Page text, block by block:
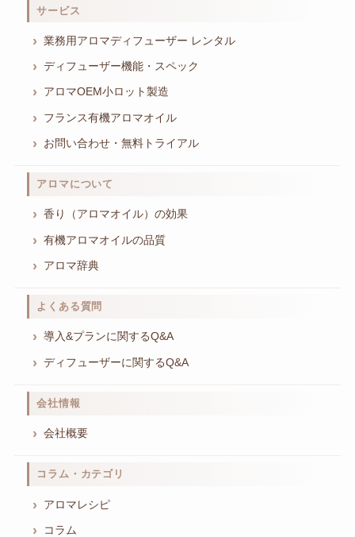
サービス
業務用アロマディフューザー レンタル
ディフューザー機能・スペック
アロマOEM小ロット製造
フランス有機アロマオイル
お問い合わせ・無料トライアル
アロマについて
香り（アロマオイル）の効果
有機アロマオイルの品質
アロマ辞典
よくある質問
導入&プランに関するQ&A
ディフューザーに関するQ&A
会社情報
会社概要
コラム・カテゴリ
アロマレシピ
コラム